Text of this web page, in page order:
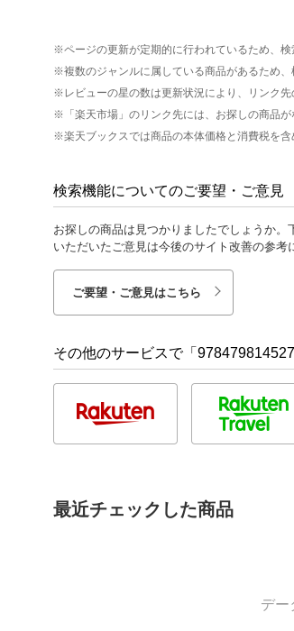
※ページの更新が定期的に行われているため、
※複数のジャンルに属している商品があるため、
※レビューの星の数は更新状況により、リンク先
※「楽天市場」のリンク先には、お探しの商品
※楽天ブックスでは商品の本体価格と消費税を
検索機能についてのご要望・ご意見
お探しの商品は見つかりましたでしょうか。
いただいたご意見は今後のサイト改善の参考
ご要望・ご意見はこちら
その他のサービスで「
最近チェックした商品
デー